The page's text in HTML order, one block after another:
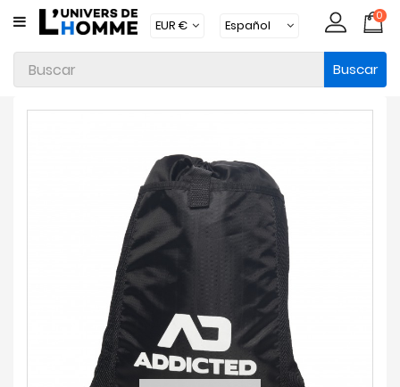
CATEGORÍA
Ropa
Interior
0
Buscar